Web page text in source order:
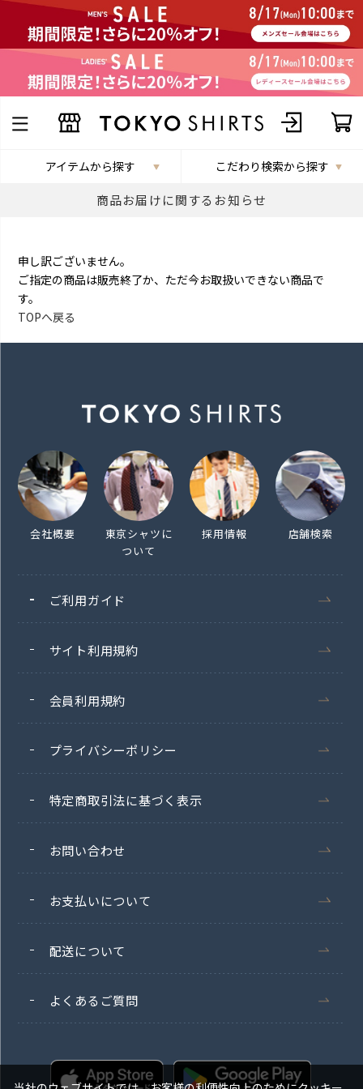
アイテムから探す こだわり検索から探す
商品お届けに関するお知らせ
申し訳ございません。
ご指定の商品は販売終了か、ただ今お取扱いできない商品で
す。
TOPへ戻る
会社概要
東京シャツに
ついて
採用情報 店舗検索
ご利用ガイド
サイト利用規約
会員利用規約
プライバシーポリシー
特定商取引法に基づく表示
お問い合わせ
お支払いについて
配送について
よくあるご質問